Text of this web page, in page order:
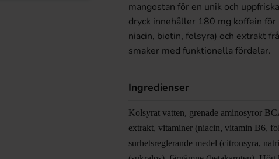
mangostan för en unik och
dryck innehåller 180 mg koffein
niacin, biotin, folsyra) och extrakt
smaker med funktionella fördelar.
Ingredienser
Kolsyrat vatten, grenade aminosyror
extrakt, vitaminer (niacin, vitamin B6,
surhetsreglerande medel (citronsyra,